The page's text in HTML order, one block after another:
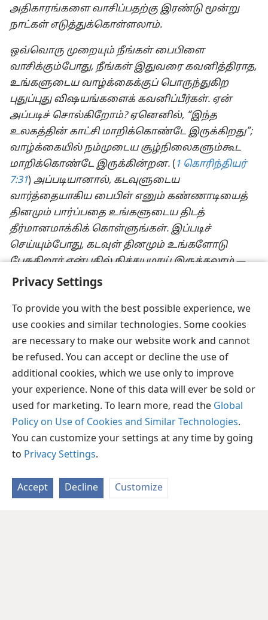
Privacy Settings
To provide you with the best possible experience, we
use cookies and similar technologies. Some cookies
are necessary to make our website work and cannot
be refused. You can accept or decline the use of
additional cookies, which we use only to improve
your experience. None of this data will ever be sold or
used for marketing. To learn more, read the Global
Policy on Use of Cookies and Similar Technologies.
You can customize your settings at any time by going
to Privacy Settings.
Accept Decline Customize
அதிகாரங்களை வாசிப்பதற்கு இரண்டு மூன்று
நாட்கள் எடுத்துக்கொள்ளலாம்.
ஒவ்வொரு முறையும் நீங்கள் பைபிளை
வாசிக்கும்போது, நீங்கள் இதுவரை கவனித்திராத,
உங்களுடைய வாழ்க்கைக்குப் பொருந்துகிற
புதுப்புது விஷயங்களைக் கவனிப்பீர்கள். ஏன்
அப்படிச் சொல்கிறோம்? ஏனெனில், “இந்த
உலகத்தின் காட்சி மாறிக்கொண்டே இருக்கிறது”;
வாழ்க்கையில் நம்முடைய சூழ்நிலைகளும்கூட
மாறிக்கொண்டே இருக்கின்றன. ( 1 கொரிந்தியர்
7:31) அப்படியானால், கடவுளுடைய
வார்த்தையாகிய பைபிள் எனும் கண்ணாடியைத்
தினமும் பார்ப்பதை உங்களுடைய திடத்
தீர்மானமாக்கிக் கொள்ளுங்கள். இப்படிச்
செய்யும்போது, கடவுள் தினமும் உங்களோடு
பேசுகிறார் என்பதில் நிச்சயமாய் இருக்கலாம்.—
சங்கீதம் 16:8. (w0908/01)